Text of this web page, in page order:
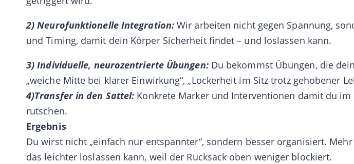
2)Neurofunktionelle Integration:Wir arbeiten nicht gegen Spannung,
und Timing, damit dein Körper Sicherheit findet – und loslassen kann.
3) Individuelle, neurozentrierte Übungen:Du bekommst Übungen, die
„weiche Mitte bei klarer Einwirkung“, „Lockerheit im Sitz trotz gehobener
4)Transfer in den Sattel: Konkrete Marker und Interventionen damit du
rutschen.
Ergebnis
Du wirst nicht „einfach nur entspannter“, sondern besser organisiert.
das leichter loslassen kann, weil der Rucksack oben weniger blockiert.